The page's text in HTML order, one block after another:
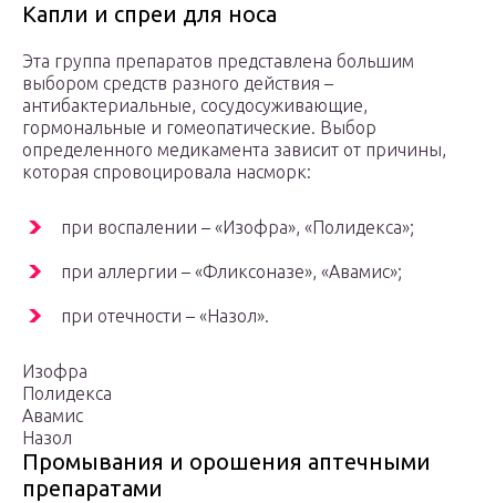
Капли и спреи для носа
Эта группа препаратов представлена большим
выбором средств разного действия –
антибактериальные, сосудосуживающие,
гормональные и гомеопатические. Выбор
определенного медикамента зависит от причины,
которая спровоцировала насморк:
при воспалении – «Изофра», «Полидекса»;
при аллергии – «Фликсоназе», «Авамис»;
при отечности – «Назол».
Изофра
Полидексa
Авамис
Назол
Промывания и орошения аптечными
препаратами